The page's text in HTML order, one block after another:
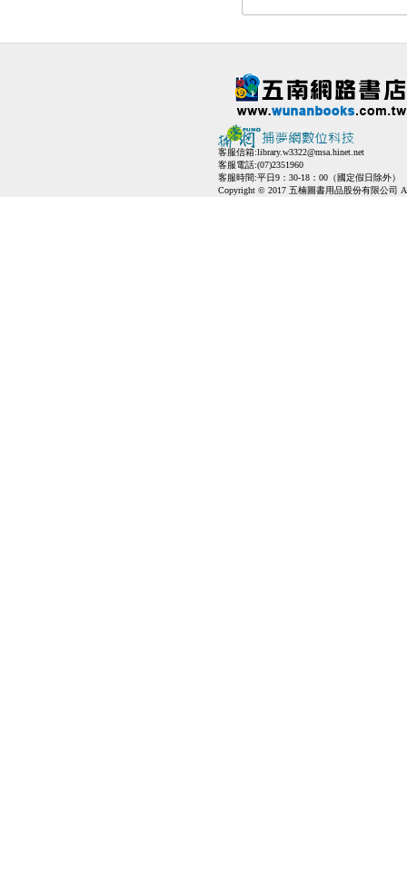
客服信箱:library.w3322@msa.hinet.net
客服電話:(07)2351960
客服時間:平日9：30-18：00（國定假日除外）
Copyright © 2017 五楠圖書用品股份有限公司